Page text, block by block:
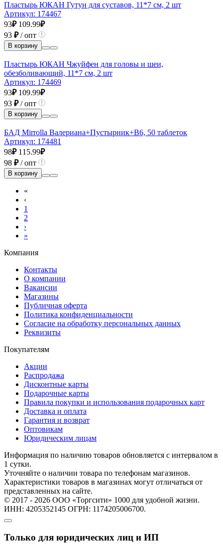
Пластырь ЮКАН Гутун для суставов, 11*7 см, 2 шт
Артикул: 174467
93₽ 109.99₽
93 ₽/ опт
В корзину
Пластырь ЮКАН Чжуйфен для головы и шеи,
обезболивающий, 11*7 см, 2 шт
Артикул: 174469
93₽ 109.99₽
93 ₽/ опт
В корзину
БАД Mirrolla Валериана+Пустырник+В6, 50 таблеток
Артикул: 174481
98₽ 115.99₽
98 ₽/ опт
В корзину
«
‹
1
2
›
»
Компания
Контакты
О компании
Вакансии
Магазины
Публичная оферта
Политика конфиденциальности
Согласие на обработку персональных данных
Реквизиты
Покупателям
Акции
Распродажа
Дисконтные карты
Подарочные карты
Правила покупки и использования подарочных карт
Доставка и оплата
Гарантия и возврат
Оптовикам
Юридическим лицам
Информация по наличию товаров обновляется с интервалом в
1 сутки.
Уточняйте о наличии товара по телефонам магазинов.
Характеристики товаров в магазинах могут отличаться от
представленных на сайте.
© 2017 - 2026 ООО «Торгсити» 1000 для удобной жизни.
ИНН: 4205352145 ОГРН: 1174205006700.
Только для юридических лиц и ИП